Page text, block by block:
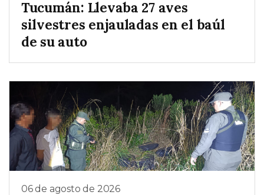
Tucumán: Llevaba 27 aves
silvestres enjauladas en el baúl
de su auto
06 de agosto de 2026